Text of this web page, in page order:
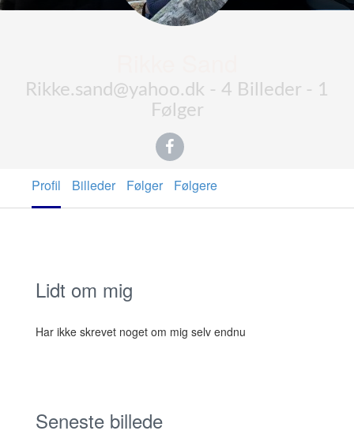
Rikke.sand@yahoo.dk - 4 Billeder - 1
Følger
Profil Billeder Følger Følgere
Lidt om mig
Har ikke skrevet noget om mig selv endnu
Seneste billede